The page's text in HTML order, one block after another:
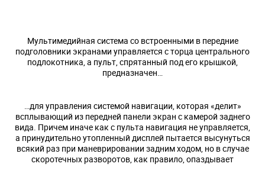
Мультимедийная система со встроенными в передние
подголовники экранами управляется с торца центрального
подлокотника, а пульт, спрятанный под его крышкой,
предназначен…
…для управления системой навигации, которая «делит»
всплывающий из передней панели экран с камерой заднего
вида. Причем иначе как с пульта навигация не управляется,
а принудительно утопленный дисплей пытается высунуться
всякий раз при маневрировании задним ходом, но в случае
скоротечных разворотов, как правило, опаздывает